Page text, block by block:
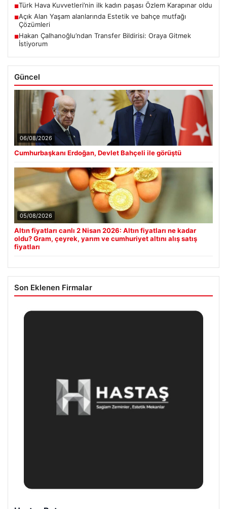
■Türk Hava Kuvvetleri’nin ilk kadın paşası Özlem Karapınar oldu
■Açık Alan Yaşam alanlarında Estetik ve bahçe mutfağı
Çözümleri
■Hakan Çalhanoğlu’ndan Transfer Bildirisi: Oraya Gitmek
İstiyorum
Güncel
06/08/2026
Cumhurbaşkanı Erdoğan, Devlet Bahçeli ile görüştü
05/08/2026
Altın fiyatları canlı 2 Nisan 2026: Altın fiyatları ne kadar
oldu? Gram, çeyrek, yarım ve cumhuriyet altını alış satış
fiyatları
Son Eklenen Firmalar